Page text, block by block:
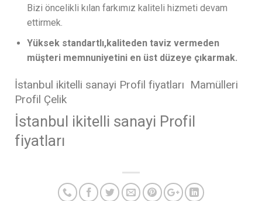
Bizi öncelikli kılan farkımız kaliteli hizmeti devam
ettirmek.
Yüksek standartlı,kaliteden taviz vermeden
müşteri memnuniyetini en üst düzeye çıkarmak.
İstanbul ikitelli sanayi Profil fiyatları Mamülleri
Profil Çelik
İstanbul ikitelli sanayi Profil
fiyatları